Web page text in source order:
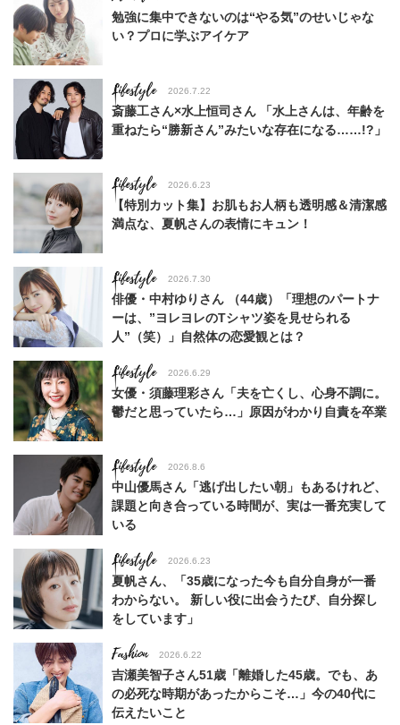
勉強に集中できないのは“やる気”のせいじゃな
い？プロに学ぶアイケア
Lifestyle 2026.7.22
斎藤工さん×水上恒司さん 「水上さんは、年齢を
重ねたら“勝新さん”みたいな存在になる……!?」
Lifestyle 2026.6.23
【特別カット集】お肌もお人柄も透明感＆清潔感
満点な、夏帆さんの表情にキュン！
Lifestyle 2026.7.30
俳優・中村ゆりさん （44歳）「理想のパートナ
ーは、”ヨレヨレのTシャツ姿を見せられる
人”（笑）」自然体の恋愛観とは？
Lifestyle 2026.6.29
女優・須藤理彩さん「夫を亡くし、心身不調に。
鬱だと思っていたら…」原因がわかり自責を卒業
Lifestyle 2026.8.6
中山優馬さん「逃げ出したい朝」もあるけれど、
課題と向き合っている時間が、実は一番充実して
いる
Lifestyle 2026.6.23
夏帆さん、「35歳になった今も自分自身が一番
わからない。 新しい役に出会うたび、自分探し
をしています」
Fashion 2026.6.22
吉瀬美智子さん51歳「離婚した45歳。でも、あ
の必死な時期があったからこそ…」今の40代に
伝えたいこと